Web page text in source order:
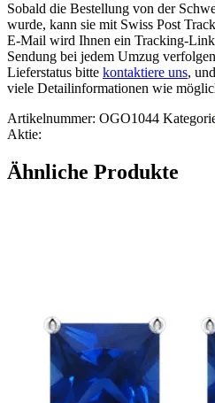
Sobald die Bestellung von der
wurde, kann sie mit Swiss Post
E-Mail wird Ihnen ein Tracking-Link
Sendung bei jedem Umzug
Lieferstatus bitte kontaktiere uns,
viele Detailinformationen wie
Artikelnummer: OGO1044
Aktie:
Ähnliche Produkte